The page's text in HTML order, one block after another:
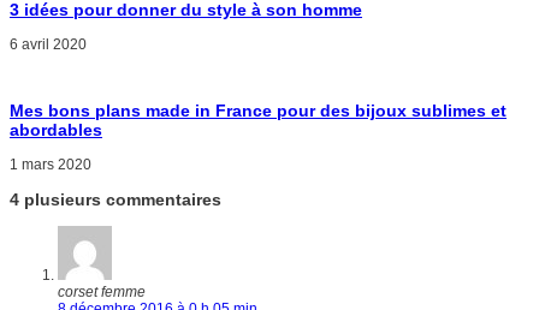
3 idées pour donner du style à son homme
6 avril 2020
Mes bons plans made in France pour des bijoux sublimes et
abordables
1 mars 2020
4 plusieurs commentaires
corset femme